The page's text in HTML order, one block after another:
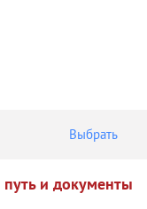
Выбрать
путь и документы